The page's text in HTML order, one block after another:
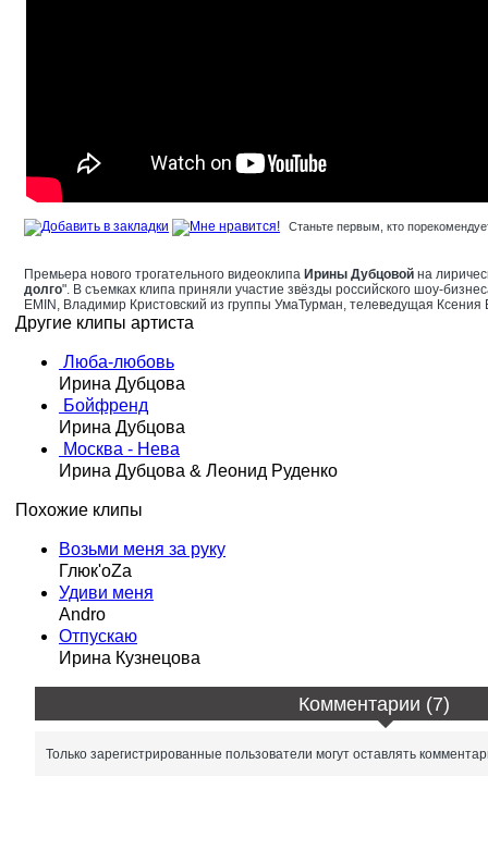
Станьте первым, кто
Премьера нового трогательного видеоклипа Ирины Дубцовой на
долго". В съемках клипа приняли участие звёзды российского шоу-
EMIN, Владимир Кристовский из группы УмаТурман, телеведущая Ксения
Другие клипы артиста
Люба-любовь
Ирина Дубцова
Бойфренд
Ирина Дубцова
Москва - Нева
Ирина Дубцова & Леонид Руденко
Похожие клипы
Возьми меня за руку
Глюк'oZa
Удиви меня
Andro
Отпускаю
Ирина Кузнецова
Комментарии (7)
Только зарегистрированные пользователи могут оставлять